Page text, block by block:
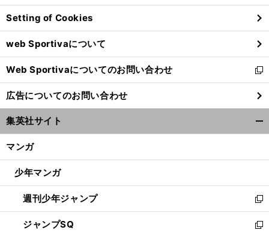
ン
ド
ウ
で
開
く
Setting of Cookies
web Sportivaについて
Web Sportivaについてのお問い合わせ
新
し
い
ウ
ィ
ン
ウ
開
く
広告についてのお問い合わせ
集英社サイト
マンガ
少年マンガ
週刊少年ジャンプ
新
し
い
ジャンプSQ
新